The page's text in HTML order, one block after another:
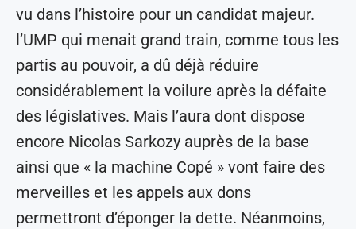
vu dans l’histoire pour un candidat majeur.
l’UMP qui menait grand train, comme tous les
partis au pouvoir, a dû déjà réduire
considérablement la voilure après la défaite
des législatives. Mais l’aura dont dispose
encore Nicolas Sarkozy auprès de la base
ainsi que « la machine Copé » vont faire des
merveilles et les appels aux dons
permettront d’éponger la dette. Néanmoins,